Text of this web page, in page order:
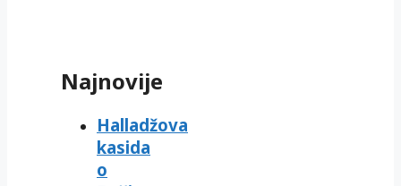
Najnovije
Halladžova
kasida
o